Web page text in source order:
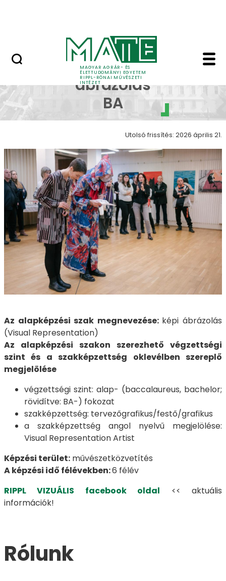
MAGYAR AGRÁR- ÉS
ÉLETTUDOMÁNYI EGYETEM
RIPPL-RÓNAI MŰVÉSZETI
INTÉZET
Képi ábrázolás
Képi
ábrázolás
BA
Utolsó frissítés: 2026 április 21.
Az alapképzési szak megnevezése: képi ábrázolás
(Visual Representation)
Az alapképzési szakon szerezhető végzettségi
szint és a szakképzettség oklevélben szereplő
megjelölése
végzettségi szint: alap- (baccalaureus, bachelor;
rövidítve: BA-) fokozat
szakképzettség: tervezőgrafikus/festő/grafikus
a szakképzettség angol nyelvű megjelölése:
Visual Representation Artist
Képzési terület: művészetközvetítés
A képzési idő félévekben:6 félév
RIPPL VIZUÁLIS facebook oldal << aktuális
információk!
Rólunk